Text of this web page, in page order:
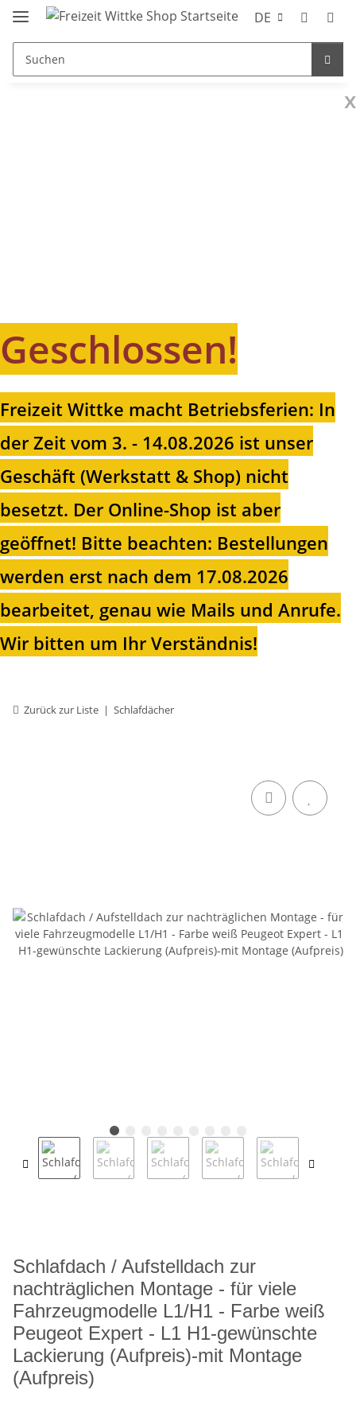
DE
x
Geschlossen!
Freizeit Wittke macht Betriebsferien: In
der Zeit vom 3. - 14.08.2026 ist unser
Geschäft (Werkstatt & Shop) nicht
besetzt. Der Online-Shop ist aber
geöffnet! Bitte beachten: Bestellungen
werden erst nach dem 17.08.2026
bearbeitet, genau wie Mails und Anrufe.
Wir bitten um Ihr Verständnis!
Zurück zur Liste Schlafdächer
Schlafdach / Aufstelldach zur
nachträglichen Montage - für viele
Fahrzeugmodelle L1/H1 - Farbe weiß
Peugeot Expert - L1 H1-gewünschte
Lackierung (Aufpreis)-mit Montage
(Aufpreis)